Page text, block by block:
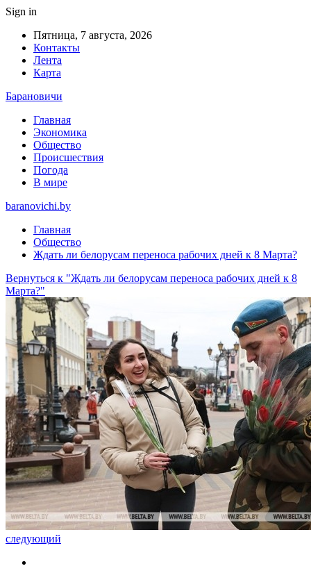
Sign in
Пятница, 7 августа, 2026
Контакты
Лента
Карта
Барановичи
Главная
Экономика
Общество
Происшествия
Погода
В мире
baranovichi.by
Главная
Общество
Ждать ли белорусам переноса рабочих дней к 8 Марта?
Вернуться к "Ждать ли белорусам переноса рабочих дней к 8
Марта?"
следующий